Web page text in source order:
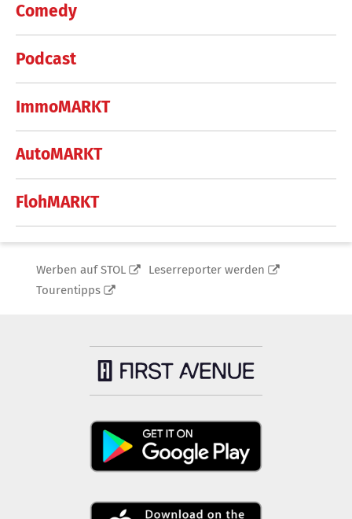
Comedy
Podcast
ImmoMARKT
AutoMARKT
FlohMARKT
Werben auf STOL
Leserreporter werden
Tourentipps